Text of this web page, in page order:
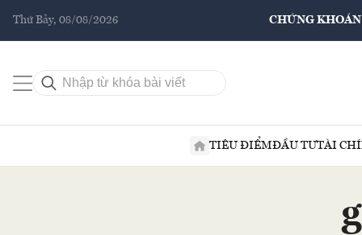
Thứ Bảy, 08/08/2026 CHỨNG KHOÁN
TIÊU ĐIỂMĐẦU TƯTÀI